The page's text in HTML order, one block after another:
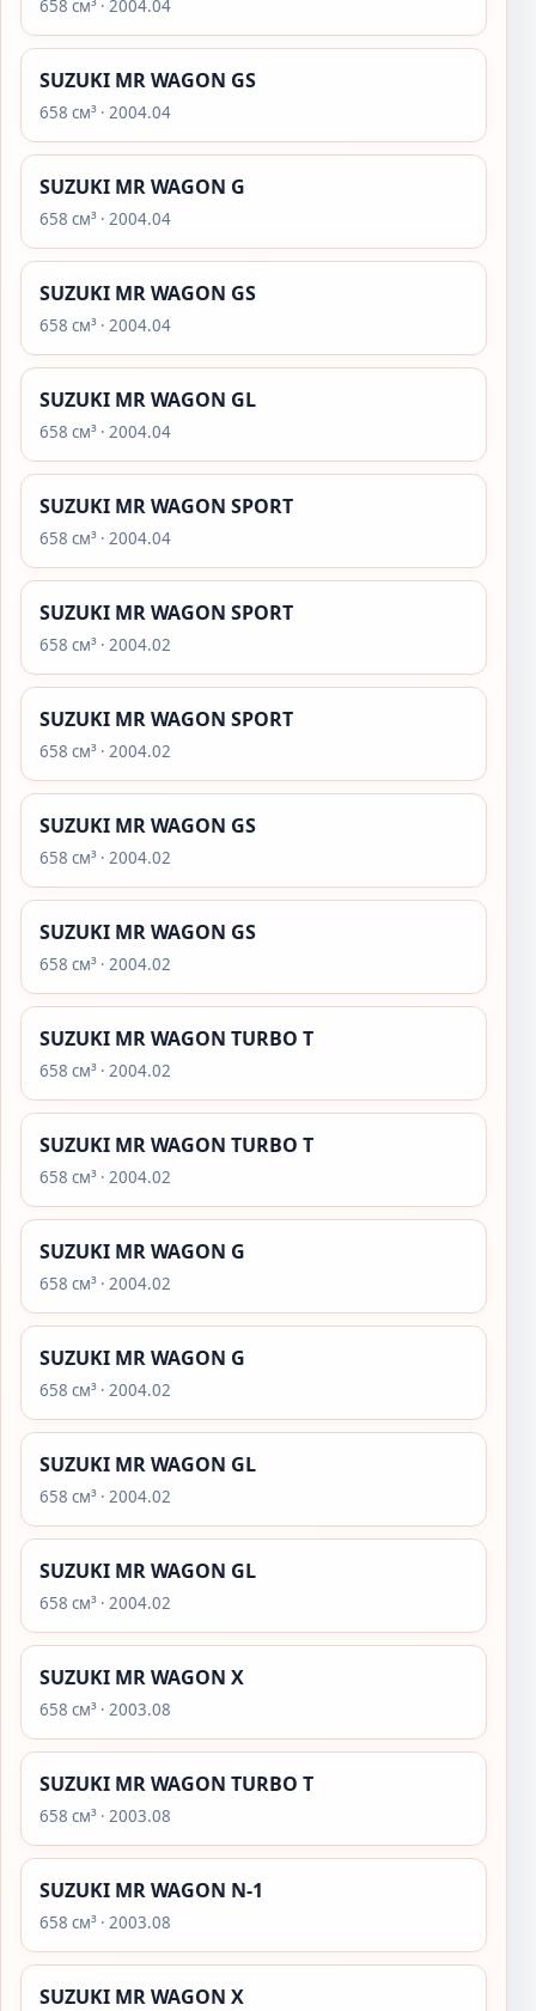
658 см³ · 2004.04
SUZUKI MR WAGON GS
658 см³ · 2004.04
SUZUKI MR WAGON G
658 см³ · 2004.04
SUZUKI MR WAGON GS
658 см³ · 2004.04
SUZUKI MR WAGON GL
658 см³ · 2004.04
SUZUKI MR WAGON SPORT
658 см³ · 2004.04
SUZUKI MR WAGON SPORT
658 см³ · 2004.02
SUZUKI MR WAGON SPORT
658 см³ · 2004.02
SUZUKI MR WAGON GS
658 см³ · 2004.02
SUZUKI MR WAGON GS
658 см³ · 2004.02
SUZUKI MR WAGON TURBO T
658 см³ · 2004.02
SUZUKI MR WAGON TURBO T
658 см³ · 2004.02
SUZUKI MR WAGON G
658 см³ · 2004.02
SUZUKI MR WAGON G
658 см³ · 2004.02
SUZUKI MR WAGON GL
658 см³ · 2004.02
SUZUKI MR WAGON GL
658 см³ · 2004.02
SUZUKI MR WAGON X
658 см³ · 2003.08
SUZUKI MR WAGON TURBO T
658 см³ · 2003.08
SUZUKI MR WAGON N-1
658 см³ · 2003.08
SUZUKI MR WAGON X